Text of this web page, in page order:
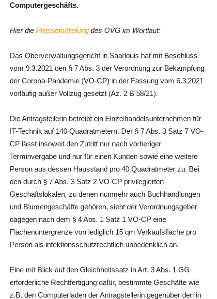
Computergeschäfts.
Hier die Pressemitteilung des OVG im Wortlaut:
Das Oberverwaltungsgericht in Saarlouis hat mit Beschluss
vom 9.3.2021 den § 7 Abs. 3 der Verordnung zur Bekämpfung
der Corona-Pandemie (VO-CP) in der Fassung vom 6.3.2021
vorläufig außer Vollzug gesetzt (Az. 2 B 58/21).
Die Antragstellerin betreibt ein Einzelhandelsunternehmen für
IT-Technik auf 140 Quadratmetern. Der § 7 Abs. 3 Satz 7 VO-
CP lässt insoweit den Zutritt nur nach vorheriger
Terminvergabe und nur für einen Kunden sowie eine weitere
Person aus dessen Hausstand pro 40 Quadratmeter zu. Bei
den durch § 7 Abs. 3 Satz 2 VO-CP privilegier­ten
Geschäftslokalen, zu denen nunmehr auch Buchhandlungen
und Blumengeschäfte gehören, sieht der Verordnungsgeber
dagegen nach dem § 4 Abs. 1 Satz 1 VO-CP eine
Flächenuntergrenze von lediglich 15 qm Verkaufsfläche pro
Person als infektionsschutzrechtlich unbedenklich an.
Eine mit Blick auf den Gleichheitssatz in Art. 3 Abs. 1 GG
erforderliche Rechtfertigung dafür, bestimmte Geschäfte wie
z.B. den Computerladen der Antragstellerin gegenüber den in